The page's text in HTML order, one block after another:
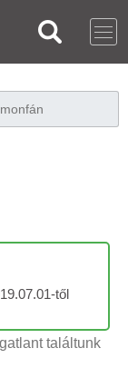
től
találtunk